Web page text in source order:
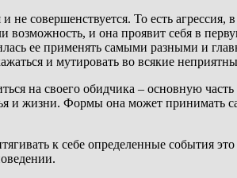
не совершенствуется. То есть
возможность, и она проявит себя в
ее применять самыми разными и
и мутировать во всякие
на своего обидчика – основную
и жизни. Формы она может
к себе определенные события